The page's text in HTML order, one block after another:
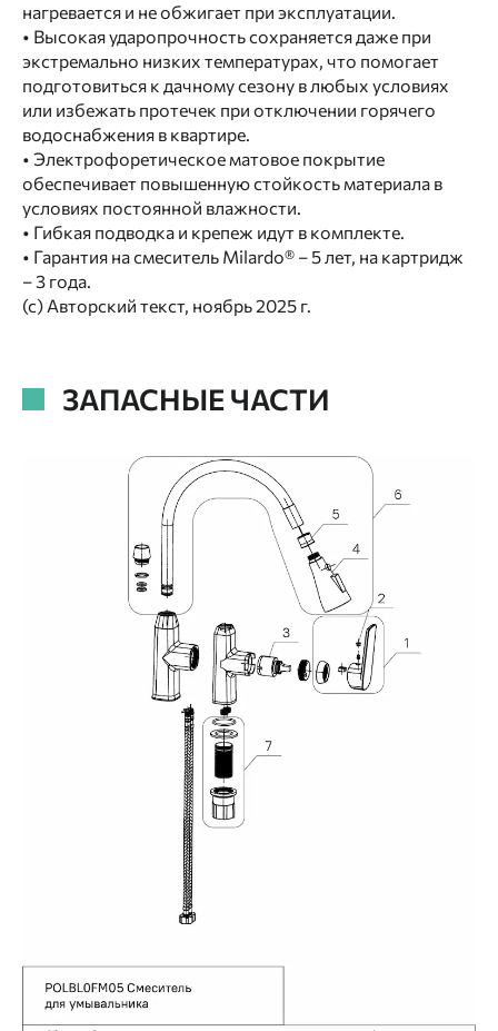
нагревается и не обжигает при эксплуатации.
• Высокая ударопрочность сохраняется даже при
экстремально низких температурах, что помогает
подготовиться к дачному сезону в любых условиях
или избежать протечек при отключении горячего
водоснабжения в квартире.
• Электрофоретическое матовое покрытие
обеспечивает повышенную стойкость материала в
условиях постоянной влажности.
• Гибкая подводка и крепеж идут в комплекте.
• Гарантия на смеситель Milardo® – 5 лет, на картридж
– 3 года.
(с) Авторский текст, ноябрь 2025 г.
ЗАПАСНЫЕ ЧАСТИ